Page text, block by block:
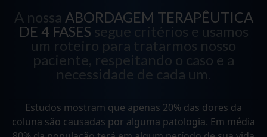
A nossa ABORDAGEM TERAPÊUTICA
DE 4 FASES segue critérios e usamos
um roteiro para tratarmos nosso
paciente, respeitando o caso e a
necessidade de cada um.
Estudos mostram que apenas 20% das dores da
coluna são causadas por alguma patologia. Em média